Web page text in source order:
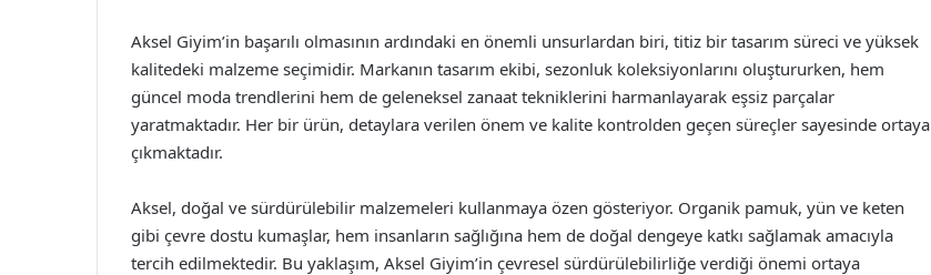
Aksel Giyim’in başarılı olmasının ardındaki en önemli unsurlardan biri, titiz bir tasarım süreci ve yüksek
kalitedeki malzeme seçimidir. Markanın tasarım ekibi, sezonluk koleksiyonlarını oluştururken, hem
güncel moda trendlerini hem de geleneksel zanaat tekniklerini harmanlayarak eşsiz parçalar
yaratmaktadır. Her bir ürün, detaylara verilen önem ve kalite kontrolden geçen süreçler sayesinde ortaya
çıkmaktadır.
Aksel, doğal ve sürdürülebilir malzemeleri kullanmaya özen gösteriyor. Organik pamuk, yün ve keten
gibi çevre dostu kumaşlar, hem insanların sağlığına hem de doğal dengeye katkı sağlamak amacıyla
tercih edilmektedir. Bu yaklaşım, Aksel Giyim’in çevresel sürdürülebilirliğe verdiği önemi ortaya